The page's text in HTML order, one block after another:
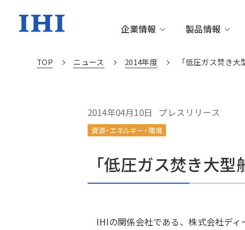
企業情報
企業情報TOP
トップメッセージ IHIグループビ
関連施設・協
製品情報
製品情報TOP
資源・エネルギー・環境 社会基盤
技術情報TOP
IHIの技術開発
株主・投資家情報TOP
個人投資家の
サステナビリティTOP
サステナビリティニュース サステナビリ
サステナブル・ファイナンス 社外からの
TOP ニュース 2014年度 「低圧ガス焚き
2014年04月10日 プレスリリース
資源・エネルギー・環境
「低圧ガス焚き大
IHIの関係会社である、株式会社ディ